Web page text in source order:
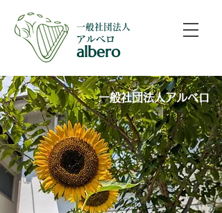
​一般社団法人
​アルベロ
albero
​一般社団法人アルベロ